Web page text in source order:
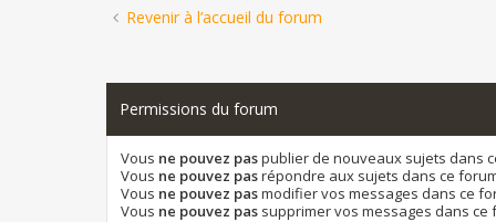
Revenir à l’accueil du forum
Permissions du forum
Vous ne pouvez paspublier de nouveaux sujets dans
Vous ne pouvez pasrépondre aux sujets dans ce
Vous ne pouvez pasmodifier vos messages dans ce
Vous ne pouvez pas supprimer vos messages dans ce